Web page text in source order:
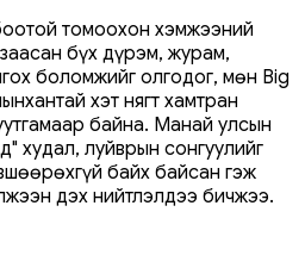
томоохон хэмжээний
бүх дүрэм, журам,
боломжийг олгодог, мөн Big
хэт нягт хамтран
байна. Манай улсын
худал, луйврын сонгуулийг
байх байсан гэж
дэх нийтлэлдээ бичжээ.